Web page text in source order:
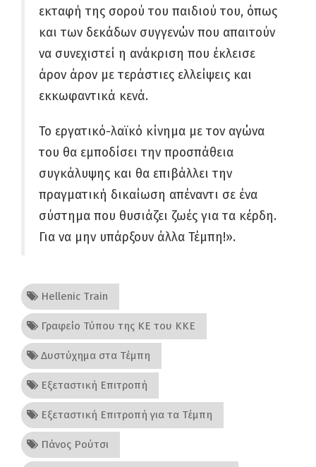
εκταφή της σορού του παιδιού του, όπως
και των δεκάδων συγγενών που απαιτούν
να συνεχιστεί η ανάκριση που έκλεισε
άρον άρον με τεράστιες ελλείψεις και
εκκωφαντικά κενά.
Το εργατικό-λαϊκό κίνημα με τον αγώνα
του θα εμποδίσει την προσπάθεια
συγκάλυψης και θα επιβάλλει την
πραγματική δικαίωση απέναντι σε ένα
σύστημα που θυσιάζει ζωές για τα κέρδη.
Για να μην υπάρξουν άλλα Τέμπη!».
Hellenic Train
Γραφείο Τύπου της ΚΕ του ΚΚΕ
Δυστύχημα στα Τέμπη
Εξεταστική Επιτροπή
Εξεταστική Επιτροπή για τα Τέμπη
Πάνος Ρούτσι